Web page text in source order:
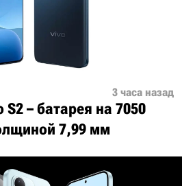
3 часа назад
– батарея на 7050
7,99 мм